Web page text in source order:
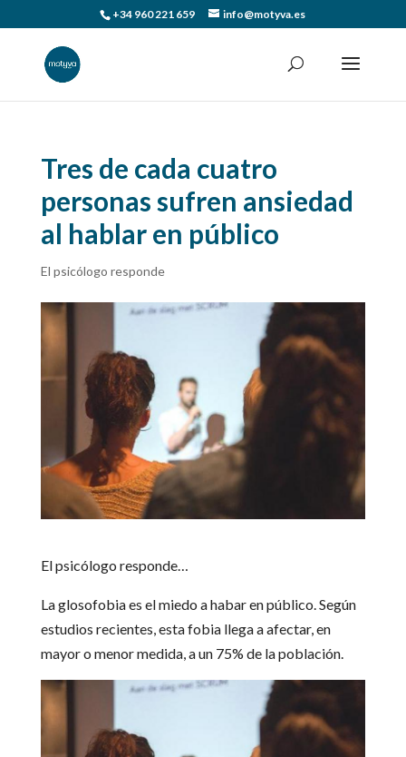
+34 960 221 659 info@motyva.es
Tres de cada cuatro
personas sufren ansiedad
al hablar en público
El psicólogo responde
El psicólogo responde…
La glosofobia es el miedo a habar en público. Según
estudios recientes, esta fobia llega a afectar, en
mayor o menor medida, a un 75% de la población.